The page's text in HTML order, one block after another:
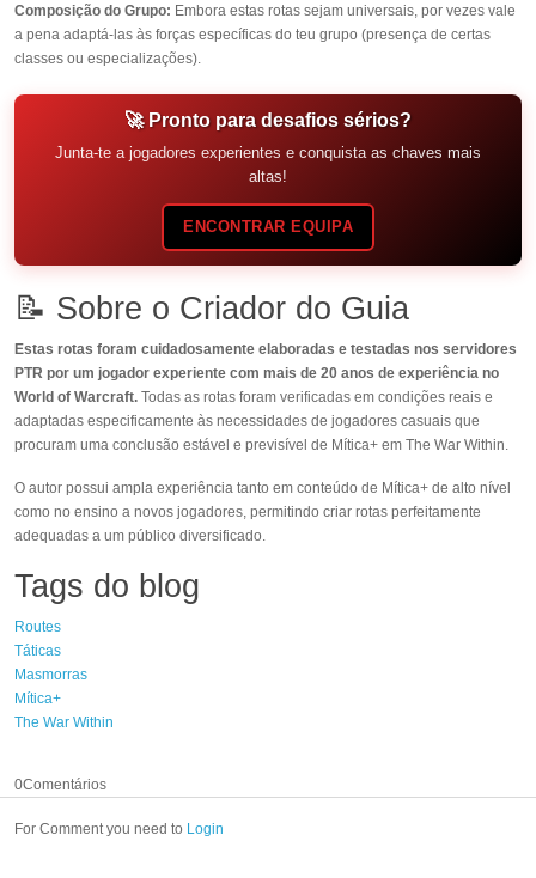
Composição do Grupo: Embora estas rotas sejam universais, por vezes vale
a pena adaptá-las às forças específicas do teu grupo (presença de certas
classes ou especializações).
🚀 Pronto para desafios sérios?
Junta-te a jogadores experientes e conquista as chaves mais
altas!
ENCONTRAR EQUIPA
📝 Sobre o Criador do Guia
Estas rotas foram cuidadosamente elaboradas e testadas nos servidores
PTR por um jogador experiente com mais de 20 anos de experiência no
World of Warcraft. Todas as rotas foram verificadas em condições reais e
adaptadas especificamente às necessidades de jogadores casuais que
procuram uma conclusão estável e previsível de Mítica+ em The War Within.
O autor possui ampla experiência tanto em conteúdo de Mítica+ de alto nível
como no ensino a novos jogadores, permitindo criar rotas perfeitamente
adequadas a um público diversificado.
Tags do blog
Routes
Táticas
Masmorras
Mítica+
The War Within
0Comentários
For Comment you need to Login